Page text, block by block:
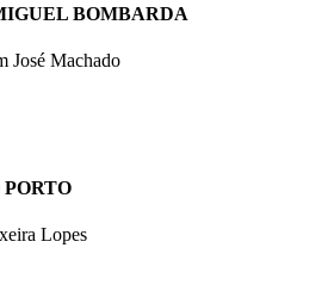
BOMBARDA
José Machado
Lopes